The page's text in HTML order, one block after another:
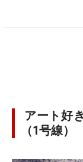
アート好
（1号線）